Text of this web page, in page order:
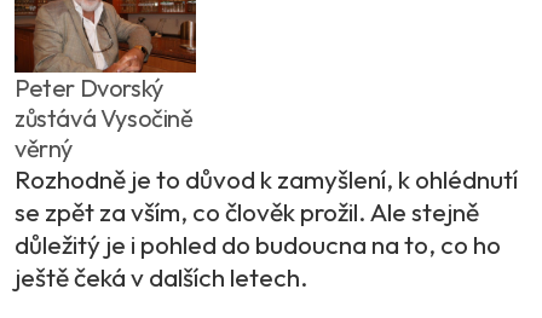
Peter Dvorský
zůstává Vysočině
věrný
Rozhodně je to důvod k zamyšlení, k ohlédnutí
se zpět za vším, co člověk prožil. Ale stejně
důležitý je i pohled do budoucna na to, co ho
ještě čeká v dalších letech.